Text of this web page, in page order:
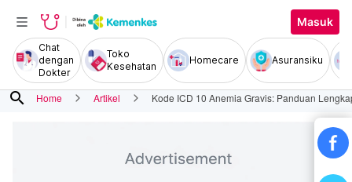
Masuk
Chat
dengan
Dokter
Toko
Kesehatan
Homecare Asuransiku
search Home Artikel Kode ICD 10 Anemia Gravis: Panduan